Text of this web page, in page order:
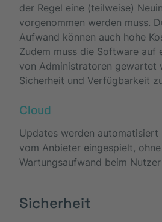
der Regel eine (teilweise)
vorgenommen werden muss.
Aufwand können auch hohe
Zudem muss die Software auf
von Administratoren gewartet
Sicherheit und Verfügbarkeit
Cloud
Updates werden automatisiert
vom Anbieter eingespielt,
Wartungsaufwand beim
Sicherheit